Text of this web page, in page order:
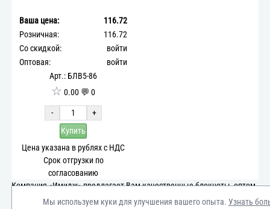
Ваша цена:
116.72
Розничная:
116.72
Со скидкой:
войти
Оптовая:
войти
Арт.: БЛВ5-86
☆ 0.00 💬 0
-
+
Купить
Цена указана в рублях с НДС
Срок отгрузки по
согласованию
Компания «Имидж» предлагает Вам качественные блокноты, оптом
и в розницу необходимыми партиями по выгодной стоимости.
Мы используем куки для улучшения вашего опыта. Узнать